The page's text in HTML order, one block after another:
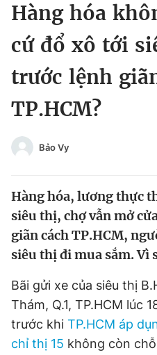
Chuyên mục
Chuyên mục khác
Chào ngày mới
Tin thị trường
Sản phẩm khác
Tiện ích
Thông tin tòa soạn
Đổi mật khẩu
Tin đã lưu
Tin đã xem
Đăng xuất
Hàng hóa
cứ đổ xô tới
trước lệnh
TP.HCM?
Bảo Vy
Hàng hóa, lương thực
siêu thị, chợ vẫn mở
giãn cách TP.HCM,
siêu thị đi mua sắm. Vì
Bãi gửi xe của siêu thị
Thám, Q.1, TP.HCM lúc
trước khi TP.HCM áp
chỉ thị 15 không còn